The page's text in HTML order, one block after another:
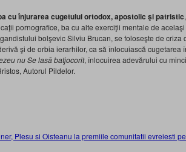
cu înjurarea cugetului ortodox, apostolic şi patristic
pornografice, ba cu alte exerciţii mentale de
bolşevic Silviu Brucan, se foloseşte de criza
şi de orbia ierarhilor, ca să înlocuiască cugetarea
nu Se lasă batjocorit, înlocuirea adevărului cu
Autorul Pildelor.